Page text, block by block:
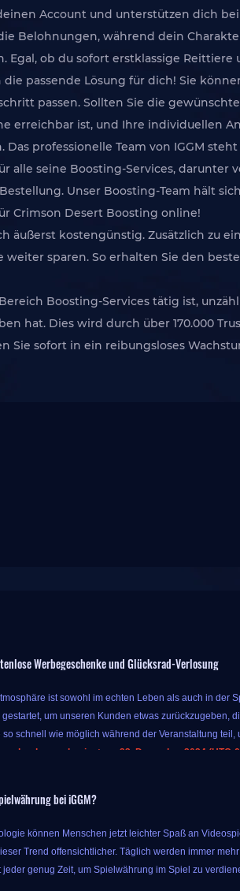
Account und unterstützen dich
Belohnungen, während dein
ob du sofort erstklassige
passende Lösung für dich! Sie
passen. Sollten Sie die
erreichbar ist, und Ihre individuellen
professionelle Team von IGGM
alle seine Boosting-Services,
Unser Boosting-Team hält
Crimson Desert Boosting online!
äußerst kostengünstig. Zusätzlich zu
sparen. So erhalten Sie den
Boosting-Services tätig ist,
hat. Dies wird durch über 170.000
Sie sofort in ein reibungsloses
Werbegeschenke und Glücksrad-Verlosung
ist sowohl im echten Leben als auch in der
um unseren Kunden etwas zurückzugeben,
schnell wie möglich während der Veranstaltung
beginnt am 23. Dezember 2024 (UTC-
Geld mehr Spielprodukte erhalten können,
bei iGGM?
können Menschen jetzt leichter Spaß an
Trend offensichtlicher. Täglich werden immer
genug Zeit, um Spielwährung im Spiel zu